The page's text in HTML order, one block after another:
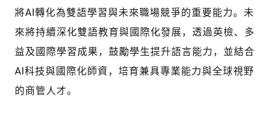
將AI轉化為雙語學習與未來職場競爭的重要能力。未
來將持續深化雙語教育與國際化發展，透過英檢、多
益及國際學習成果，鼓勵學生提升語言能力，並結合
AI科技與國際化師資，培育兼具專業能力與全球視野
的商管人才。